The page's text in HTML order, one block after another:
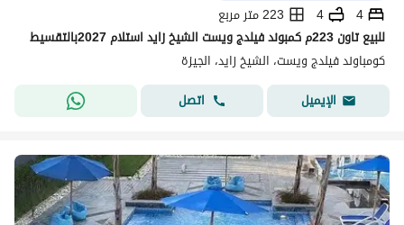
4
4
223 متر مربع
للبيع تاون 223م كمبوند فيلدج ويست الشيخ زايد استلام 2027بالتقسيط
كومباوند فيلدج ويست، الشيخ زايد، الجيزة
الإيميل
اتصل